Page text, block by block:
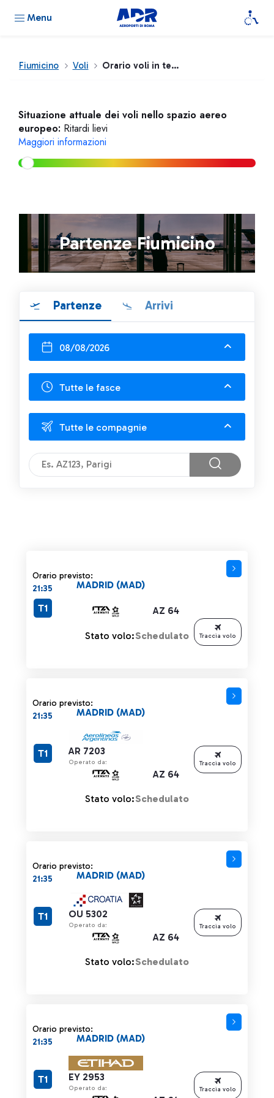
Menu
Fiumicino Voli Orario voli in tempo reale
Situazione attuale dei voli nello spazio aereo
europeo: Ritardi lievi
Maggiori informazioni
Partenze Fiumicino
Partenze Arrivi
08/08/2026
Tutte le fasce
Tutte le compagnie
Orario previsto:
21:35
AZ 64
MADRID (MAD)
T1
Stato volo:Schedulato Traccia volo
Orario previsto:
21:35
AR 7203
Operato da:
AZ 64
MADRID (MAD)
T1
Stato volo:Schedulato
Traccia volo
Orario previsto:
21:35
OU 5302
Operato da:
AZ 64
MADRID (MAD)
T1
Stato volo:Schedulato
Traccia volo
Orario previsto:
21:35
EY 2953
Operato da:
MADRID (MAD)
T1
Traccia volo